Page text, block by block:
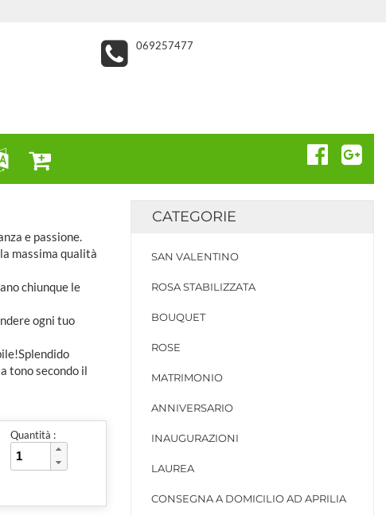
069257477
e passione.
massima qualità
chiunque le
ogni tuo
tono secondo il
Quantità :
CATEGORIE
SAN VALENTINO
ROSA STABILIZZATA
BOUQUET
ROSE
MATRIMONIO
ANNIVERSARIO
INAUGURAZIONI
LAUREA
CONSEGNA A DOMICILIO AD APRILIA